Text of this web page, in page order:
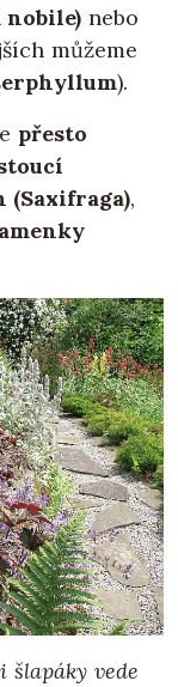
nobile) nebo
můžeme
).
přesto
(Saxifraga),
šlapáky vede